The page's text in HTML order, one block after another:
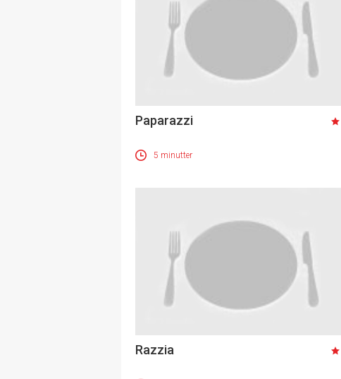
Paparazzi
5 minutter
Razzia